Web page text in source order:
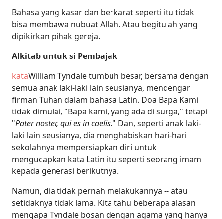
Bahasa yang kasar dan berkarat seperti itu tidak
bisa membawa nubuat Allah. Atau begitulah yang
dipikirkan pihak gereja.
Alkitab untuk si Pembajak
kataWilliam Tyndale tumbuh besar, bersama dengan
semua anak laki-laki lain seusianya, mendengar
firman Tuhan dalam bahasa Latin. Doa Bapa Kami
tidak dimulai, "Bapa kami, yang ada di surga," tetapi
"Pater noster, qui es in caelis." Dan, seperti anak laki-
laki lain seusianya, dia menghabiskan hari-hari
sekolahnya mempersiapkan diri untuk
mengucapkan kata Latin itu seperti seorang imam
kepada generasi berikutnya.
Namun, dia tidak pernah melakukannya -- atau
setidaknya tidak lama. Kita tahu beberapa alasan
mengapa Tyndale bosan dengan agama yang hanya